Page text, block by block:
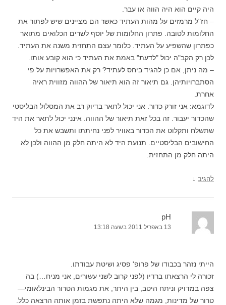
היה קיים הוא היה הווה או עבר.
– חז"ל מרמזים על מהות העתיד כאשר הם מציינים שיש לפתור את
החלומות לטובה. פתרון החלומות של יוסף לשרים הכלואים מתואר
כפתרון שהשפיע על העתיד. כלומר עצם התחזית משנה את העתיד.
לכן רק הקב"ה יכול "לדעת" באמת את העתיד כי הוא קובע אותו.
– מה ניתן, אם כן להגיד ביחס לעתיד? רק את האפשרויות על פי
הסתברויותיהן. גם תיאור זה הוא תיאור של ההווה מזווית ראיה
אחרת.
לדוגמא: אני זורק כדור. אני יכול לתאר בדיוק רב את המסלול הבליסטי
שהכדור יעבור. זה בכל זאת תיאור של ההווה. אינני יכול לתאר את היד
שתשלח ותקלוט את הכדור באוויר לפני נחיתתו ותשבש את כל
החישובים הבליסטיים. תנועת היד לא היתה חלק מן ההווה ולכן לא
היתה חלק מן התחזית.
להגיב ↓
pH
13 באפריל 2011 בשעה 13:18
הייתי נזהר בכבודו של פרופ' פסיג ושיטת עבודתו.
זכורה לי הרצאתו ברדיו (לפני קרוב לשני עשורים, אני מניח…) בה
צפה במדויק וניתח היטב, בין היתר, את מגמות הטרור הבינלאומי—
טרור של מדינות, מגמה שלא היתה נתפשת בזמן אותה הרצאה כלל.